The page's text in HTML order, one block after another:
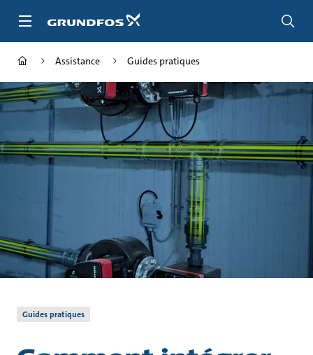
Assistance Guides pratiques
Guides pratiques